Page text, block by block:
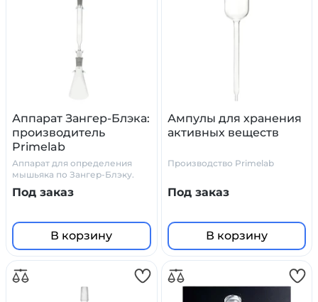
Аппарат Зангер-Блэка:
производитель
Primelab
Аппарат для определения
мышьяка по Зангер-Блэку.
Под заказ
В корзину
Ампулы для хранения
активных веществ
Производство Primelab
Под заказ
В корзину